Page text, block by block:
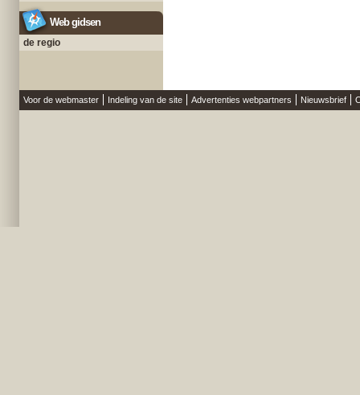
Web gidsen
de regio
Voor de webmaster Indeling van de site Advertenties webpartners Nieuwsbrief